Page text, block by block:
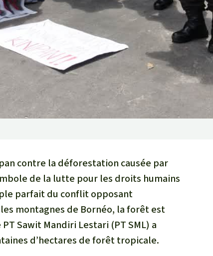
contre la déforestation causée par
de la lutte pour les droits humains
parfait du conflit opposant
montagnes de Bornéo, la forêt est
Sawit Mandiri Lestari (PT SML) a
d’hectares de forêt tropicale.